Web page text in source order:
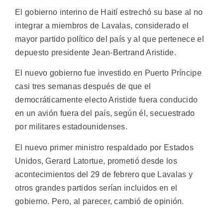
El gobierno interino de Haití estrechó su base al no
integrar a miembros de Lavalas, considerado el
mayor partido político del país y al que pertenece el
depuesto presidente Jean-Bertrand Aristide.
El nuevo gobierno fue investido en Puerto Príncipe
casi tres semanas después de que el
democráticamente electo Aristide fuera conducido
en un avión fuera del país, según él, secuestrado
por militares estadounidenses.
El nuevo primer ministro respaldado por Estados
Unidos, Gerard Latortue, prometió desde los
acontecimientos del 29 de febrero que Lavalas y
otros grandes partidos serían incluidos en el
gobierno. Pero, al parecer, cambió de opinión.